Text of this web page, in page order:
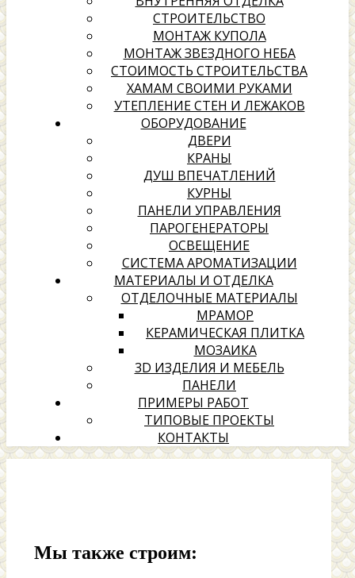
СТРОИТЕЛЬСТВО
МОНТАЖ КУПОЛА
МОНТАЖ ЗВЕЗДНОГО НЕБА
СТОИМОСТЬ СТРОИТЕЛЬСТВА
ХАМАМ СВОИМИ РУКАМИ
УТЕПЛЕНИЕ СТЕН И ЛЕЖАКОВ
ОБОРУДОВАНИЕ
ДВЕРИ
КРАНЫ
ДУШ ВПЕЧАТЛЕНИЙ
КУРНЫ
ПАНЕЛИ УПРАВЛЕНИЯ
ПАРОГЕНЕРАТОРЫ
ОСВЕЩЕНИЕ
СИСТЕМА АРОМАТИЗАЦИИ
МАТЕРИАЛЫ И ОТДЕЛКА
ОТДЕЛОЧНЫЕ МАТЕРИАЛЫ
МРАМОР
КЕРАМИЧЕСКАЯ ПЛИТКА
МОЗАИКА
3D ИЗДЕЛИЯ И МЕБЕЛЬ
ПАНЕЛИ
ПРИМЕРЫ РАБОТ
ТИПОВЫЕ ПРОЕКТЫ
КОНТАКТЫ
Мы также строим: